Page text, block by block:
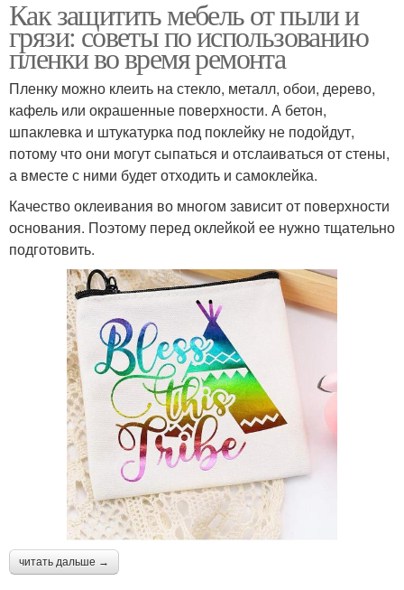
Как защитить мебель от пыли и
грязи: советы по использованию
пленки во время ремонта
Пленку можно клеить на стекло, металл, обои, дерево,
кафель или окрашенные поверхности. А бетон,
шпаклевка и штукатурка под поклейку не подойдут,
потому что они могут сыпаться и отслаиваться от стены,
а вместе с ними будет отходить и самоклейка.
Качество оклеивания во многом зависит от поверхности
основания. Поэтому перед оклейкой ее нужно тщательно
подготовить.
читать дальше →